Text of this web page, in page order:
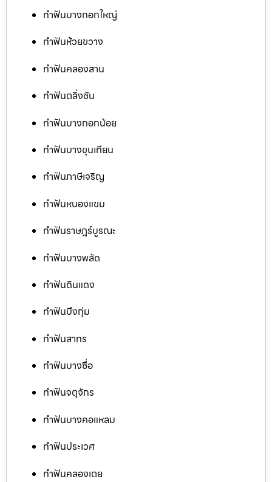
ทำฟันบางกอกใหญ่
ทำฟันห้วยขวาง
ทำฟันคลองสาน
ทำฟันตลิ่งชัน
ทำฟันบางกอกน้อย
ทำฟันบางขุนเทียน
ทำฟันภาษีเจริญ
ทำฟันหนองแขม
ทำฟันราษฎร์บูรณะ
ทำฟันบางพลัด
ทำฟันดินแดง
ทำฟันบึงกุ่ม
ทำฟันสาทร
ทำฟันบางซื่อ
ทำฟันจตุจักร
ทำฟันบางคอแหลม
ทำฟันประเวศ
ทำฟันคลองเตย